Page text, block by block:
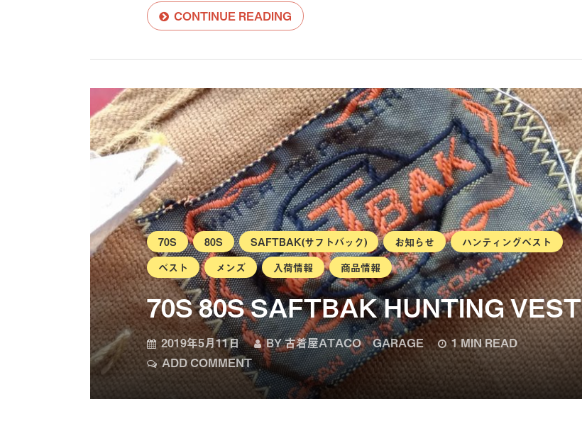
CONTINUE READING
70S 80S SAFTBAK(サフトバック) お知らせ
ハンティングベスト
ベスト
メンズ 入荷情報 商品情報
70S 80S SAFTBAK HUNTING VEST
2019年5月11日 BY古着屋ATACO GARAGE
1 MIN READ
ADD COMMENT